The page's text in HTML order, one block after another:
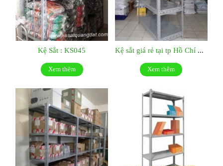
Kệ Sắt : KS045
Xem thêm
Kệ sắt giá rẻ tại tp Hồ Chí Minh:KS044
Xem thêm